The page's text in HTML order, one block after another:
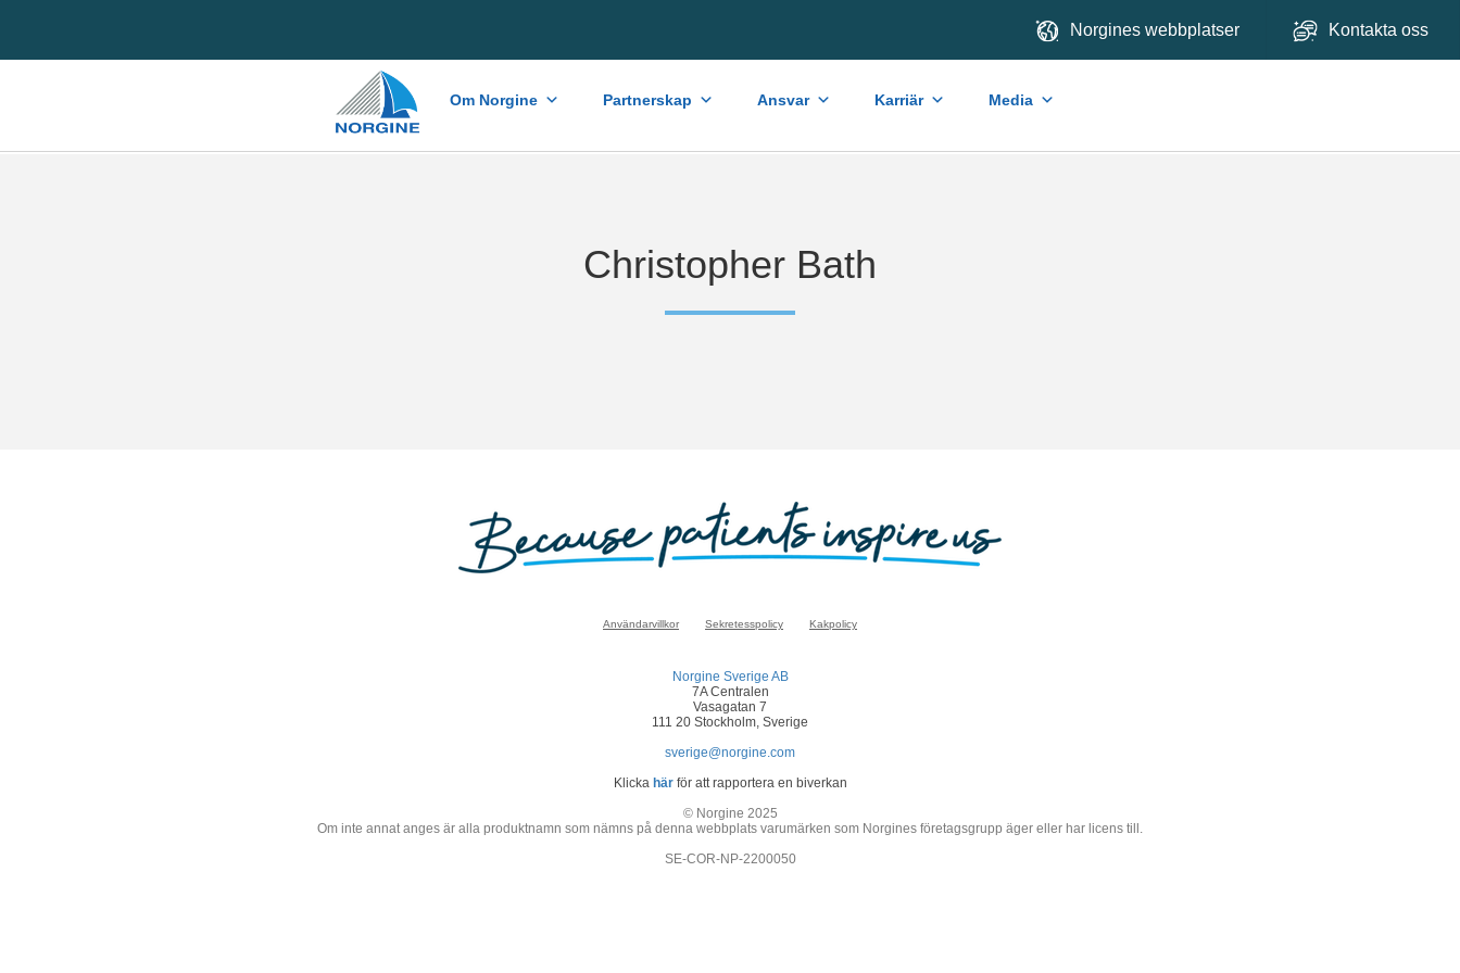
Norgines webbplatser Kontakta oss
Home Om Norgine Partnerskap Ansvar Karriär Media
Christopher Bath
Användarvillkor Sekretesspolicy Kakpolicy
Norgine Sverige AB
7A Centralen
Vasagatan 7
111 20 Stockholm, Sverige
sverige@norgine.com
Klicka härför att rapportera en biverkan
© Norgine 2025
Om inte annat anges är alla produktnamn som nämns på denna webbplats varumärken som Norgines företagsgrupp äger eller har licens till.
SE-COR-NP-2200050